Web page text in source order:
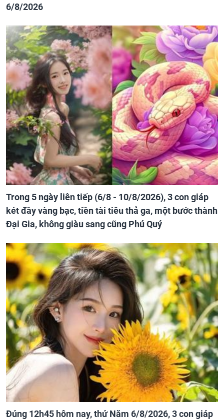
6/8/2026
Trong 5 ngày liên tiếp (6/8 - 10/8/2026), 3 con giáp
két đầy vàng bạc, tiền tài tiêu thả ga, một bước thành
Đại Gia, không giàu sang cũng Phú Quý
Đúng 12h45 hôm nay, thứ Năm 6/8/2026, 3 con giáp